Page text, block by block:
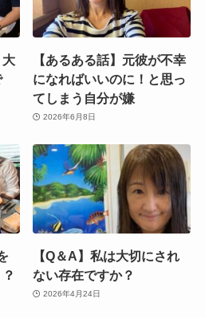
大
【あるある話】元彼が不幸
になればいいのに！と思っ
てしまう自分が嫌
2026年6月8日
【Q＆A】私は大切にされ
ない存在ですか？
2026年4月24日